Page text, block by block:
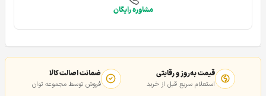
مشاوره رایگان
قیمت به‌روز و رقابتی
استعلام سریع قبل از خرید
ضمانت اصالت کالا
فروش توسط مجموعه توان